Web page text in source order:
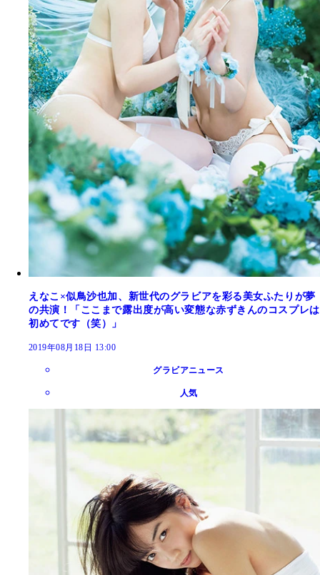
えなこ×似鳥沙也加、新世代のグラビアを彩る美女ふたりが夢
の共演！「ここまで露出度が高い変態な赤ずきんのコスプレは
初めてです（笑）」
2019年08月18日 13:00
グラビアニュース
人気